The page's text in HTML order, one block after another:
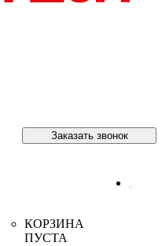
Заказать звонок
КОРЗИНА
ПУСТА